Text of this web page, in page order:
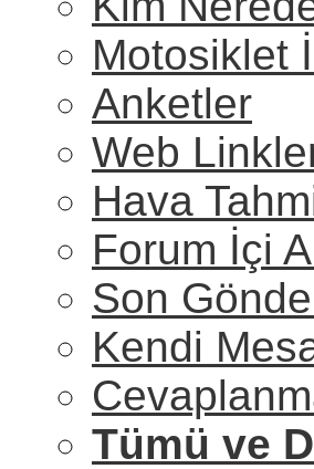
Motosiklet
Anketler
Web
Hava
Forum İçi
Son
Kendi
Tümü ve